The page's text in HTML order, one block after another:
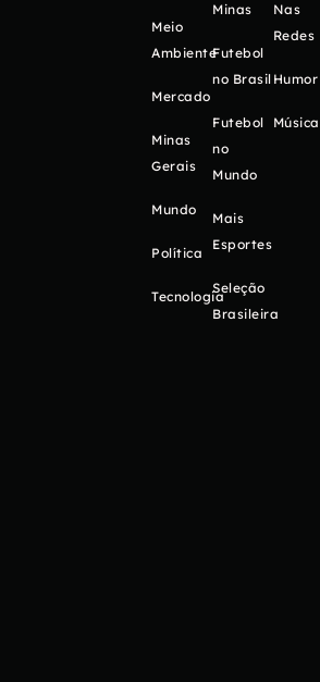
Meio
Ambiente
Mercado
Minas
Gerais
Mundo
Política
Tecnologia
Minas
Futebol
no Brasil
Futebol
no
Mundo
Mais
Esportes
Seleção
Brasileira
Nas
Redes
Humor
Música